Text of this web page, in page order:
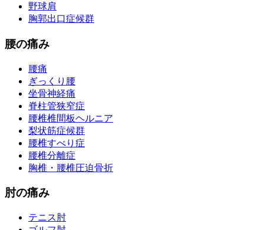
野球肩
胸郭出口症候群
腰の痛み
腰痛
ぎっくり腰
坐骨神経痛
脊柱管狭窄症
腰椎椎間板ヘルニア
梨状筋症候群
腰椎すべり症
腰椎分離症
胸椎・腰椎圧迫骨折
肘の痛み
テニス肘